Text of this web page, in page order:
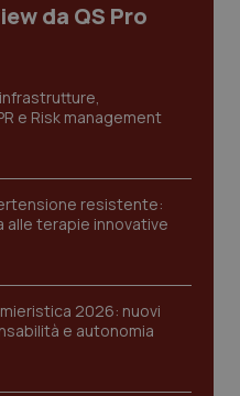
da QS Pro
e Risk management
resistente:
alle terapie innovative
2026: nuovi
e autonomia
www.quotidianosanita.it